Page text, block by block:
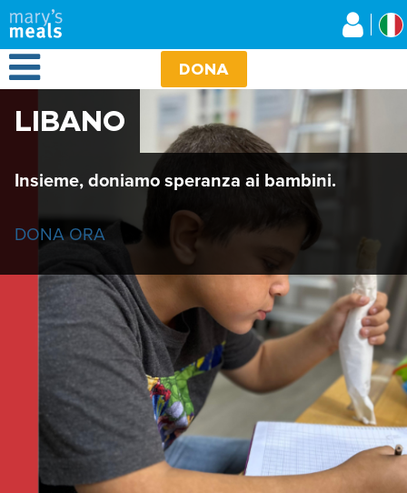
Salta
al
contenuto
principale
Open Menu DONA
LIBANO
Insieme, doniamo speranza ai bambini.
DONA ORA